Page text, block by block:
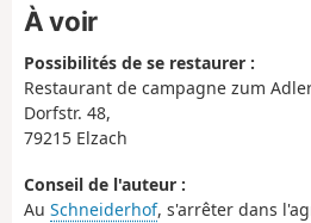
À voir
Possibilités de se restaurer :
Restaurant de campagne zum
Dorfstr. 48,
79215 Elzach
Conseil de l'auteur :
Au Schneiderhof, s'arrêter dans